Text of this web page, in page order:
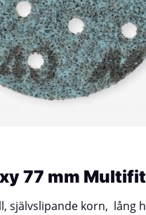
77 mm
självslipande korn, lång